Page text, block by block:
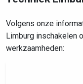
Volgens onze
Limburg inschakelen
werkzaamheden: